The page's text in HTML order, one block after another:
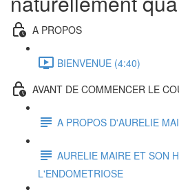
A PROPOS
BIENVENUE (4:40)
AVANT DE COMMENCER LE
A PROPOS D'AURELIE
AURELIE MAIRE ET SON
L'ENDOMETRIOSE